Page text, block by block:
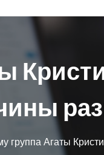
группа Агаты